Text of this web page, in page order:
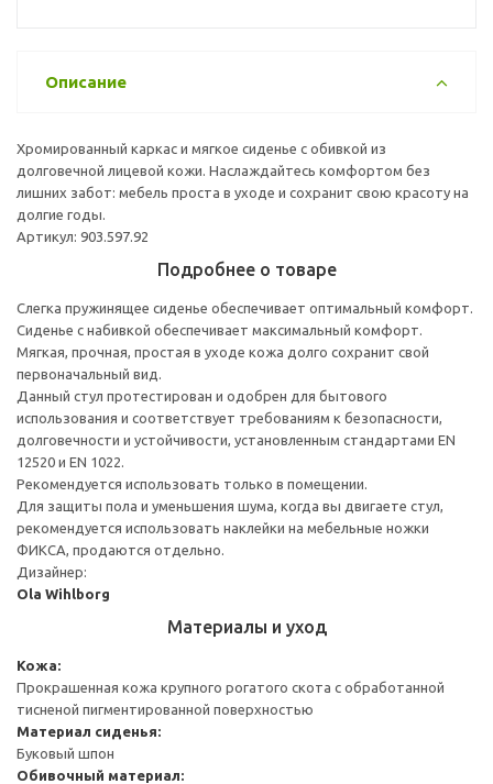
Описание
Хромированный каркас и мягкое сиденье с обивкой из
долговечной лицевой кожи. Наслаждайтесь комфортом без
лишних забот: мебель проста в уходе и сохранит свою красоту на
долгие годы.
Артикул: 903.597.92
Подробнее о товаре
Слегка пружинящее сиденье обеспечивает оптимальный комфорт.
Сиденье с набивкой обеспечивает максимальный комфорт.
Мягкая, прочная, простая в уходе кожа долго сохранит свой
первоначальный вид.
Данный стул протестирован и одобрен для бытового
использования и соответствует требованиям к безопасности,
долговечности и устойчивости, установленным стандартами EN
12520 и EN 1022.
Рекомендуется использовать только в помещении.
Для защиты пола и уменьшения шума, когда вы двигаете стул,
рекомендуется использовать наклейки на мебельные ножки
ФИКСА, продаются отдельно.
Дизайнер:
Ola Wihlborg
Материалы и уход
Кожа:
Прокрашенная кожа крупного рогатого скота с обработанной
тисненой пигментированной поверхностью
Материал сиденья:
Буковый шпон
Обивочный материал: